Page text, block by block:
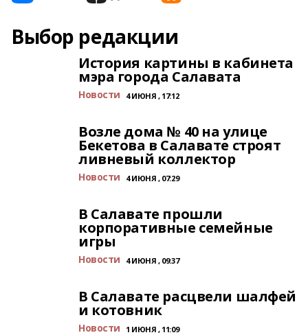
Выбор редакции
История картины в кабинета
мэра города Салавата
Новости 4 ИЮНЯ , 17:12
Возле дома № 40 на улице
Бекетова в Салавате строят
ливневый коллектор
Новости 4 ИЮНЯ , 07:29
В Салавате прошли
корпоративные семейные
игры
Новости 4 ИЮНЯ , 09:37
В Салавате расцвели шалфей
и котовник
Новости 1 ИЮНЯ , 11:09